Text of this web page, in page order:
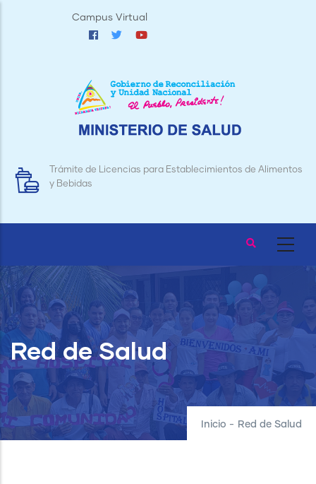
Campus Virtual
Trámite de Licencias para Establecimientos de Alimentos
y Bebidas
Red de Salud
Inicio - Red de Salud